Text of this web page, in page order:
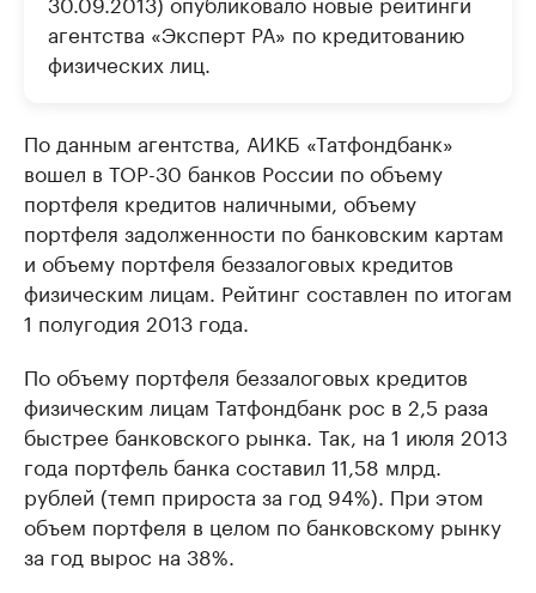
агентства «Эксперт РА» по кредитованию
физических лиц.
По данным агентства, АИКБ «Татфондбанк»
вошел в ТОР-30 банков России по объему
портфеля кредитов наличными, объему
портфеля задолженности по банковским картам
и объему портфеля беззалоговых кредитов
физическим лицам. Рейтинг составлен по итогам
1 полугодия 2013 года.
По объему портфеля беззалоговых кредитов
физическим лицам Татфондбанк рос в 2,5 раза
быстрее банковского рынка. Так, на 1 июля 2013
года портфель банка составил 11,58 млрд.
рублей (темп прироста за год 94%). При этом
объем портфеля в целом по банковскому рынку
за год вырос на 38%.